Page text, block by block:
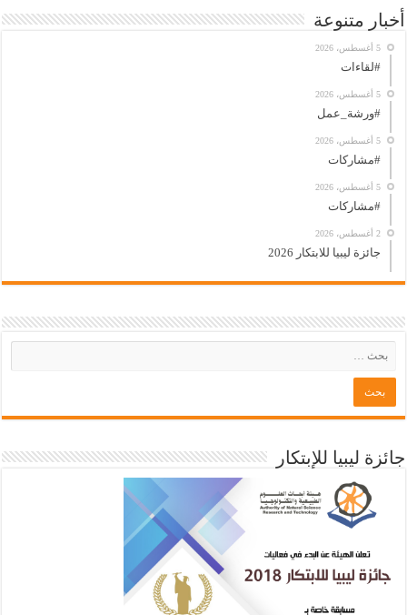
أخبار متنوعة
5 أغسطس، 2026
#لقاءات
5 أغسطس، 2026
#ورشة_عمل
5 أغسطس، 2026
#مشاركات
5 أغسطس، 2026
#مشاركات
2 أغسطس، 2026
جائزة ليبيا للابتكار 2026
جائزة ليبيا للإبتكار